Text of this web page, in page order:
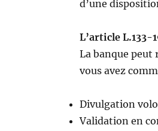
d’une
L’article L.133-
La banque peut
vous avez
Divulgation
Validation en